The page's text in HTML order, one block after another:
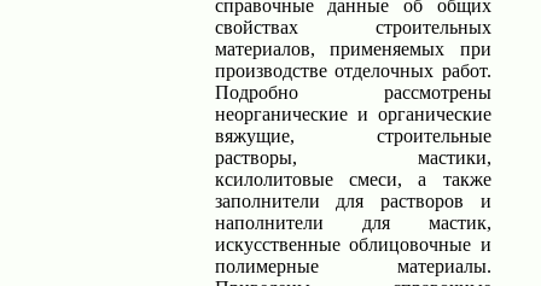
справочные данные об общих
свойствах строительных
материалов, применяемых при
производстве отделочных работ.
Подробно рассмотрены
неорганические и органические
вяжущие, строительные
растворы, мастики,
ксилолитовые смеси, а также
заполнители для растворов и
наполнители для мастик,
искусственные облицовочные и
полимерные материалы.